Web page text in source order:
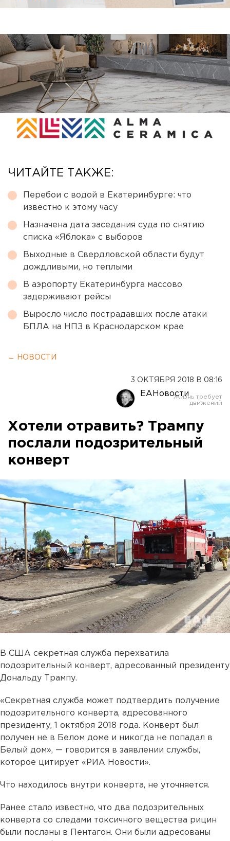
ЧИТАЙТЕ ТАКЖЕ:
Перебои с водой в Екатеринбурге: что
известно к этому часу
Назначена дата заседания суда по снятию
списка «Яблока» с выборов
Выходные в Свердловской области будут
дождливыми, но теплыми
В аэропорту Екатеринбурга массово
задерживают рейсы
Выросло число пострадавших после атаки
БПЛА на НПЗ в Краснодарском крае
← НОВОСТИ
3 ОКТЯБРЯ 2018 В 08:16
ЕАНовости
Хотели отравить? Трампу
послали подозрительный
конверт
В США секретная служба перехватила
подозрительный конверт, адресованный президенту
Дональду Трампу.
«Секретная служба может подтвердить получение
подозрительного конверта, адресованного
президенту, 1 октября 2018 года. Конверт был
получен не в Белом доме и никогда не попадал в
Белый дом», — говорится в заявлении службы,
которое цитирует «РИА Новости».
Что находилось внутри конверта, не уточняется.
Ранее стало известно, что два подозрительных
конверта со следами токсичного вещества рицин
были посланы в Пентагон. Они были адресованы